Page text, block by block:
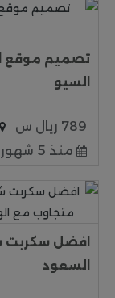
تصميم موقع
السيو
789 ريال س
منذ 5 شهور
افضل سكربت
السعود